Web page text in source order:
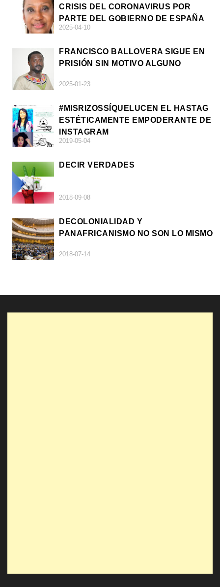
CRISIS DEL CORONAVIRUS POR
PARTE DEL GOBIERNO DE ESPAÑA
2025-04-10
FRANCISCO BALLOVERA SIGUE EN
PRISIÓN SIN MOTIVO ALGUNO
2025-01-23
#MISRIZOSSÍQUELUCEN EL HASTAG
ESTÉTICAMENTE EMPODERANTE DE
INSTAGRAM
2019-05-04
DECIR VERDADES
2018-09-08
DECOLONIALIDAD Y
PANAFRICANISMO NO SON LO MISMO
2018-07-14